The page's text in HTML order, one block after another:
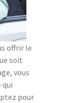
offrir le
soit
vous
qui
pour